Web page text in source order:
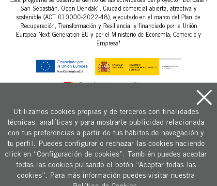
San Sebastián. Open Dendak”. Ciudad comercial abierta, atractiva y
sostenible (ACT 010000-2022-48), ejecutado en el marco del Plan de
Recuperación, Transformación y Resiliencia, y financiado por la Unión
Europea-Next Generation EU y por el Ministerio de Economía, Comercio y
Empresa"
Copyright © 2026 Fomento San Sebastián.
Aviso legal y condiciones generales de uso
Política de Cookies
Política de privacidad
FAQS - Preguntas frecuentes
Utilizamos cookies propias y de terceros con finalidades
técnicas, analíticas y para mostrarte publicidad relacionada
con tus preferencias a partir de tus hábitos de navegación y
tu perfil. Puedes configurar o rechazar las cookies haciendo
click en “Configuración de cookies”. También puedes aceptar
todas las cookies pulsando el botón “Aceptar todas las
cookies”. Para más información puedes visitar nuestra